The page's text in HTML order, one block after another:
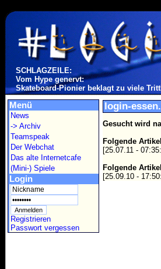
SCHLAGZEILE:
Vom Hype genervt:
Skateboard-Pionier beklagt zu viele
Menü
News
-> Archiv
Teamspeak
Der Webchat
Das alte Internetcafe
(Mini-) Spiele
Login
Registrieren
Passwort vergessen
login-
Gesucht wird
Folgende
[25.07.11 -
Folgende
[25.09.10 -